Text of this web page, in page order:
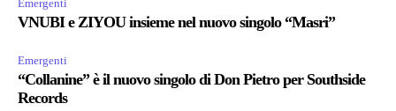
Emergenti
VNUBI e ZIYOU insieme nel nuovo singolo “Masri”
Emergenti
“Collanine” è il nuovo singolo di Don Pietro per Southside
Records